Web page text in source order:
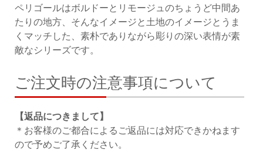
ペリゴールはボルドーとリモージュのちょうど中間あ
たりの地方、そんなイメージと土地のイメージとうま
くマッチした、素朴でありながら彫りの深い表情が素
敵なシリーズです。
ご注文時の注意事項について
【返品につきまして】
＊お客様のご都合によるご返品には対応できかねます
ので予めご了承ください。